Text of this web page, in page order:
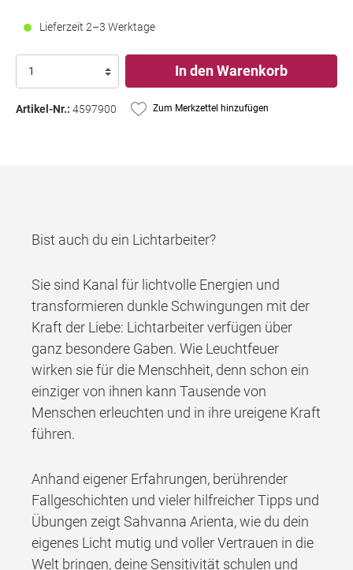
Lieferzeit 2–3 Werktage
In den Warenkorb
Artikel-Nr.: 4597900 Zum Merkzettel hinzufügen
Bist auch du ein Lichtarbeiter?
Sie sind Kanal für lichtvolle Energien und
transformieren dunkle Schwingungen mit der
Kraft der Liebe: Lichtarbeiter verfügen über
ganz besondere Gaben. Wie Leuchtfeuer
wirken sie für die Menschheit, denn schon ein
einziger von ihnen kann Tausende von
Menschen erleuchten und in ihre ureigene Kraft
führen.
Anhand eigener Erfahrungen, berührender
Fallgeschichten und vieler hilfreicher Tipps und
Übungen zeigt Sahvanna Arienta, wie du dein
eigenes Licht mutig und voller Vertrauen in die
Welt bringen, deine Sensitivität schulen und